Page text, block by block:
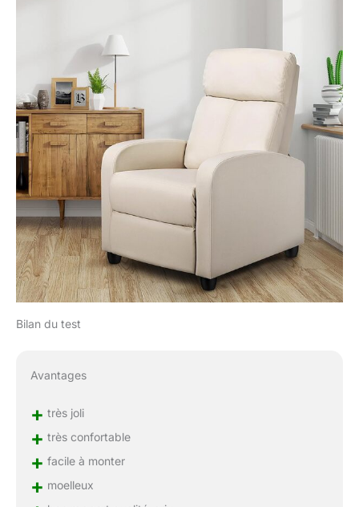
Bilan du test
Avantages
+ très joli
+ très confortable
+ facile à monter
+ moelleux